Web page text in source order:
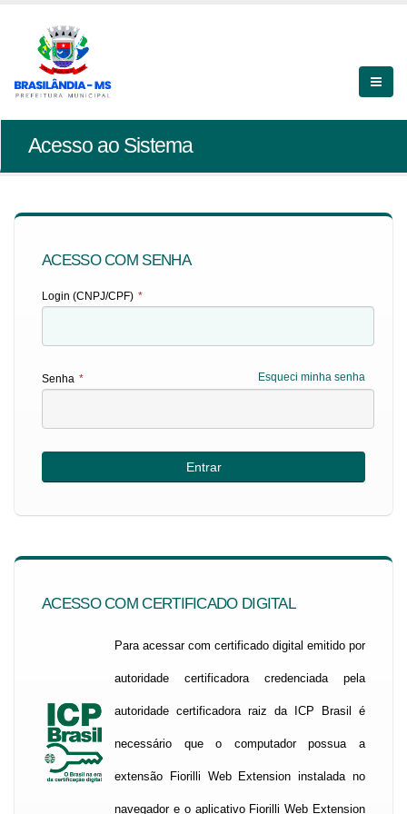
Acesso ao Sistema
ACESSO COM SENHA
Login (CNPJ/CPF) *
Esqueci minha senha
Senha *
ACESSO COM CERTIFICADO DIGITAL
Para acessar com certificado digital emitido por
autoridade certificadora credenciada pela
autoridade certificadora raiz da ICP Brasil é
necessário que o computador possua a
extensão Fiorilli Web Extension instalada no
navegador e o aplicativo Fiorilli Web Extension